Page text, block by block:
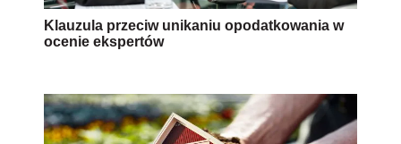
Klauzula przeciw unikaniu opodatkowania w
ocenie ekspertów